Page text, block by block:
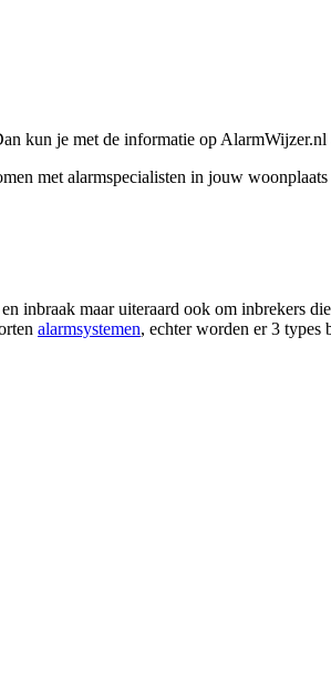
kun je met de informatie op AlarmWijzer.nl
met alarmspecialisten in jouw
inbraak maar uiteraard ook om inbrekers
alarmsystemen, echter worden er 3 types